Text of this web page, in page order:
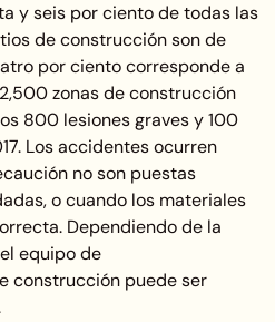
y seis por ciento de todas las
de construcción son de
por ciento corresponde a
zonas de construcción
800 lesiones graves y 100
Los accidentes ocurren
no son puestas
o cuando los materiales
Dependiendo de la
equipo de
construcción puede ser